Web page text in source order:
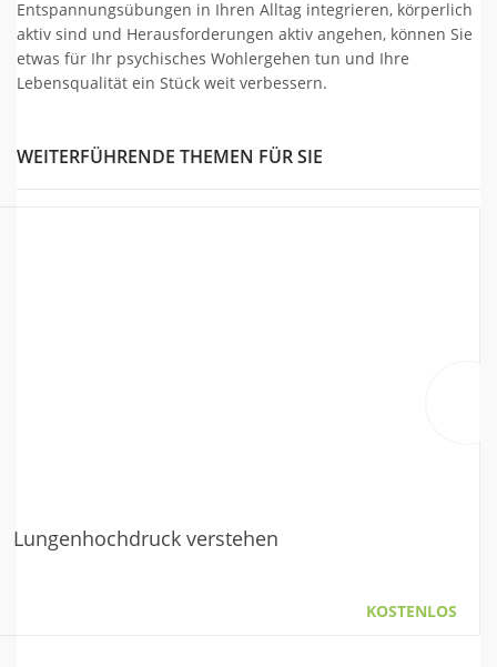
Entspannungsübungen in Ihren Alltag integrieren, körperlich
aktiv sind und Herausforderungen aktiv angehen, können Sie
etwas für Ihr psychisches Wohlergehen tun und Ihre
Lebensqualität ein Stück weit verbessern.
WEITERFÜHRENDE THEMEN FÜR SIE
Lungenhochdruck verstehen
KOSTENLOS